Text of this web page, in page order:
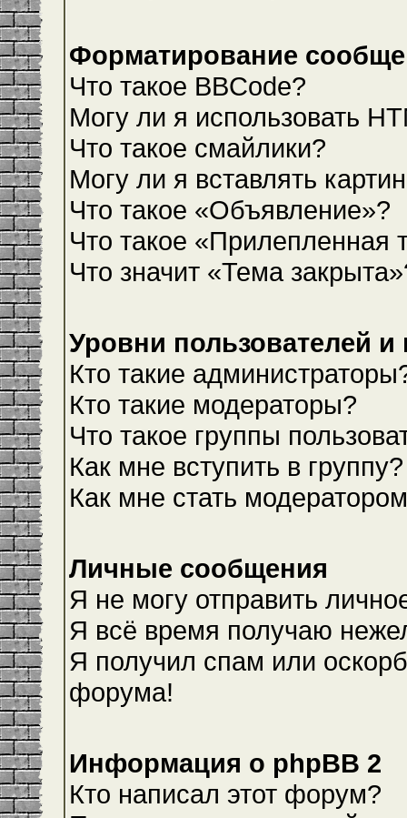
Форматирование
Что такое BBCode?
Могу ли я использовать
Что такое смайлики?
Могу ли я вставлять
Что такое «Объявление»?
Что такое «Прилепленная
Что значит «Тема
Уровни пользователей и
Кто такие
Кто такие модераторы?
Что такое группы
Как мне вступить в группу?
Как мне стать
Личные сообщения
Я не могу отправить
Я всё время получаю
Я получил спам или
форума!
Информация о phpBB 2
Кто написал этот форум?